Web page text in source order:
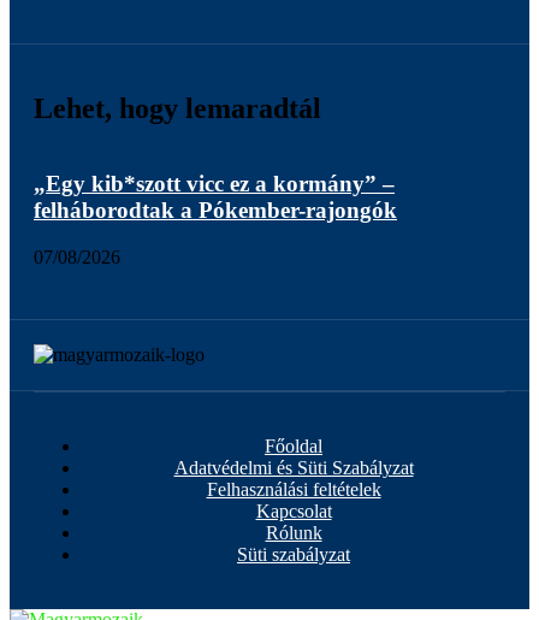
Lehet, hogy lemaradtál
„Egy kib*szott vicc ez a kormány” –
felháborodtak a Pókember-rajongók
07/08/2026
Főoldal
Adatvédelmi és Süti Szabályzat
Felhasználási feltételek
Kapcsolat
Rólunk
Süti szabályzat